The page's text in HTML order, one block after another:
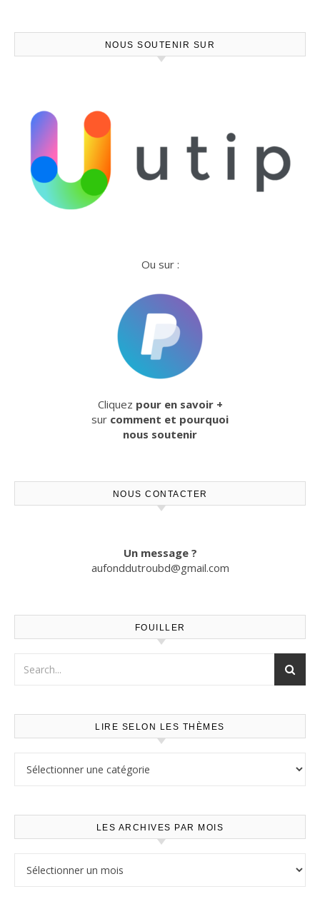
NOUS SOUTENIR SUR
Ou sur :
Cliquez pour en savoir +
sur comment et pourquoi
nous soutenir
NOUS CONTACTER
Un message ?
aufonddutroubd@gmail.com
FOUILLER
LIRE SELON LES THÈMES
LES ARCHIVES PAR MOIS